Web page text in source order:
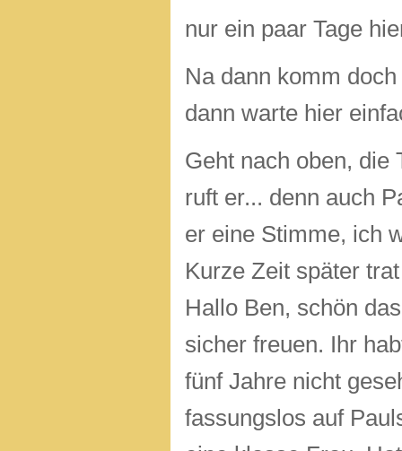
nur ein paar Tage
Na dann komm
dann warte hier
Geht nach oben, die
ruft er... denn auch
er eine Stimme, ich
Kurze Zeit später
Hallo Ben, schön
sicher freuen. Ihr
fünf Jahre nicht
fassungslos auf